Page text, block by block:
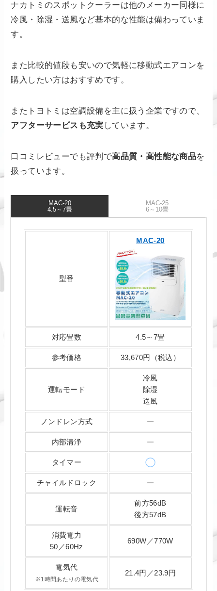
ナカトミのスポットクーラーは他のメーカー同様に
冷風・除湿・送風など基本的な性能は備わっていま
す。
また比較的値段も安いので気軽に移動式エアコンを
購入したい方はおすすめです。
またトヨトミは空調設備を主に扱う企業ですので、
アフターサービスも充実 しています。
口コミレビューでも評判で高品質・高性能な商品を
扱っています。
MAC-20
4.5～7畳
MAC-25
6～10畳
型番
MAC-20
対応畳数 4.5～7畳
参考価格 33,670円（税込）
運転モード
冷風
除湿
送風
ノンドレン方式
内部清浄
タイマー
チャイルドロック
運転音
前方56dB
後方57dB
消費電力
50／60Hz
690W／770W
電気代
※1時間あたりの電気代
21.4円／23.9円